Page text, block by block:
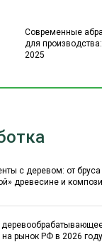
Современные
для
2025
с деревом: от
древесине и
на рынок РФ в 2026 году